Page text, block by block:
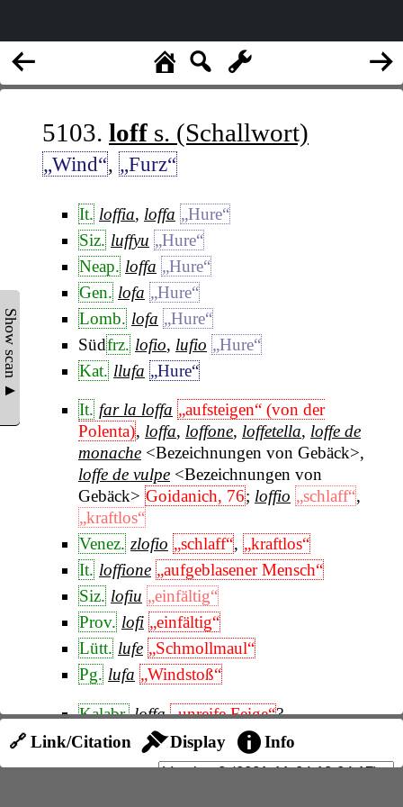
Show scan ▲
5103. loff s. (Schallwort)
„Wind“, „Furz“
It. loffia, loffa „Hure“
Siz. luffyu „Hure“
Neap. loffa „Hure“
Gen. lofa „Hure“
Lomb. lofa „Hure“
Südfrz. lofio, lufio „Hure“
Kat. llufa „Hure“
It. far la loffa „aufsteigen“ (von der
Polenta), loffa, loffone, loffetella, loffe de
monache <Bezeichnungen von Gebäck>,
loffe de vulpe <Bezeichnungen von
Gebäck> Goidanich, 76; loffio „schlaff“,
„kraftlos“
Venez. zlofio „schlaff“, „kraftlos“
It. loffione „aufgeblasener Mensch“
Siz. lofiu „einfältig“
Prov. lofi „einfältig“
Lütt. lufe „Schmollmaul“
Pg. lufa „Windstoß“
Kalabr. loffa „unreife Feige“?
Afrz. louffe „Grimasse“ ?
🔗 Link/Citation Display Info